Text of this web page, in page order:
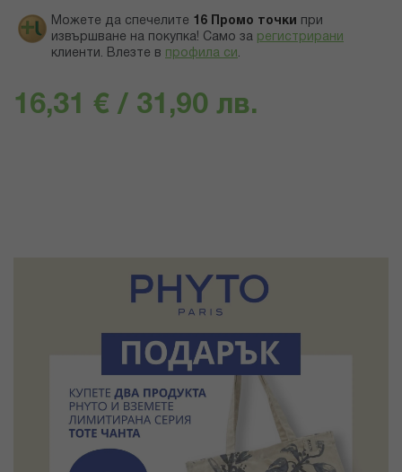
Можете да спечелите 16 Промо точки
при
извършване на покупка! Само за регистрирани
клиенти. Влезте в профила си .
16,31 € / 31,90 лв.